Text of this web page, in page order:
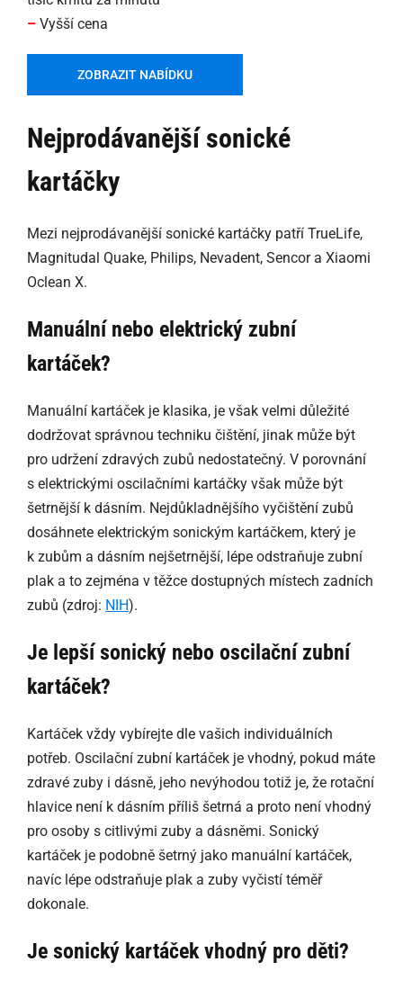
– Vyšší cena
ZOBRAZIT NABÍDKU
Nejprodávanější sonické
kartáčky
Mezi nejprodávanější sonické kartáčky patří TrueLife,
Magnitudal Quake, Philips, Nevadent, Sencor a Xiaomi
Oclean X.
Manuální nebo elektrický zubní
kartáček?
Manuální kartáček je klasika, je však velmi důležité
dodržovat správnou techniku čištění, jinak může být
pro udržení zdravých zubů nedostatečný. V porovnání
s elektrickými oscilačními kartáčky však může být
šetrnější k dásním. Nejdůkladnějšího vyčištění zubů
dosáhnete elektrickým sonickým kartáčkem, který je
k zubům a dásním nejšetrnější, lépe odstraňuje zubní
plak a to zejména v těžce dostupných místech zadních
zubů (zdroj: NIH).
Je lepší sonický nebo oscilační zubní
kartáček?
Kartáček vždy vybírejte dle vašich individuálních
potřeb. Oscilační zubní kartáček je vhodný, pokud máte
zdravé zuby i dásně, jeho nevýhodou totiž je, že rotační
hlavice není k dásním příliš šetrná a proto není vhodný
pro osoby s citlivými zuby a dásněmi. Sonický
kartáček je podobně šetrný jako manuální kartáček,
navíc lépe odstraňuje plak a zuby vyčistí téměř
dokonale.
Je sonický kartáček vhodný pro děti?